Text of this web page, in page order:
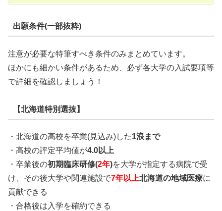
出願条件(一部抜粋)
注意が必要な特筆すべき条件のみまとめています。
ほかにも細かい条件があるため、必ず各大学の入試要項等
で詳細を確認しましょう！
【北海道特別選抜】
・北海道の高校を卒業(見込み)した1浪まで
・高校の評定平均値が4.0以上
・卒業後の初期臨床研修(2年)を大学が指定する病院で受
け、その後大学や関連施設で7年以上北海道の地域医療に
貢献できる
・合格後は入学を確約できる